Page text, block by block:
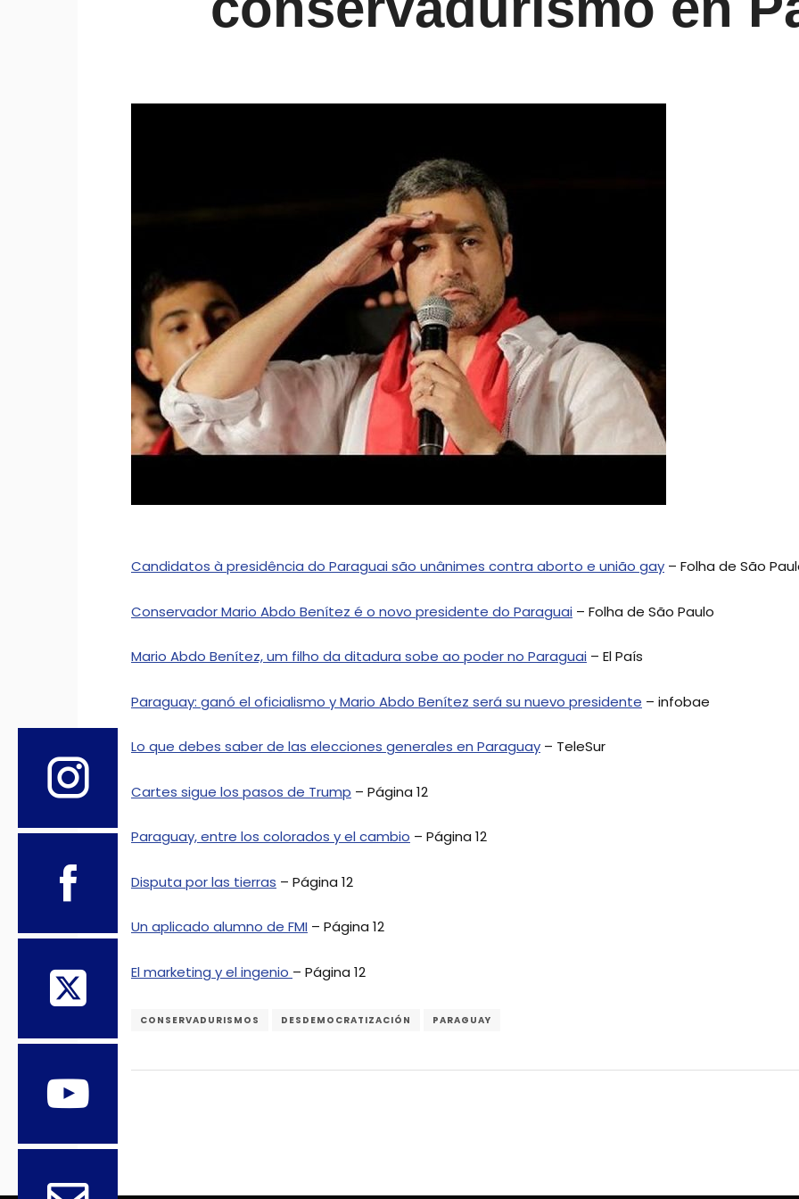
Candidatos à presidência do Paraguai são unânimes contra aborto e união gay – Folha de São
Conservador Mario Abdo Benítez é o novo presidente do Paraguai – Folha de São Paulo
Mario Abdo Benítez, um filho da ditadura sobe ao poder no Paraguai – El País
Paraguay: ganó el oficialismo y Mario Abdo Benítez será su nuevo presidente – infobae
Lo que debes saber de las elecciones generales en Paraguay – TeleSur
Cartes sigue los pasos de Trump – Página 12
Paraguay, entre los colorados y el cambio – Página 12
Disputa por las tierras – Página 12
Un aplicado alumno de FMI – Página 12
El marketing y el ingenio – Página 12
CONSERVADURISMOS DESDEMOCRATIZACIÓN PARAGUAY